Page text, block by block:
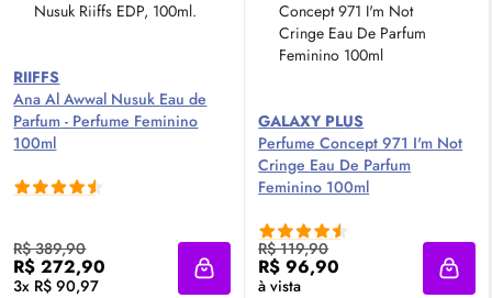
RIIFFS
Ana Al Awwal Nusuk Eau de
Parfum - Perfume Feminino
100ml
R$ 389,90
R$ 272,90
3x R$ 90,97 Adicionar à sacola
GALAXY PLUS
Perfume Concept 971 I'm Not
Cringe Eau De Parfum
Feminino 100ml
R$ 119,90
R$ 96,90
à vista